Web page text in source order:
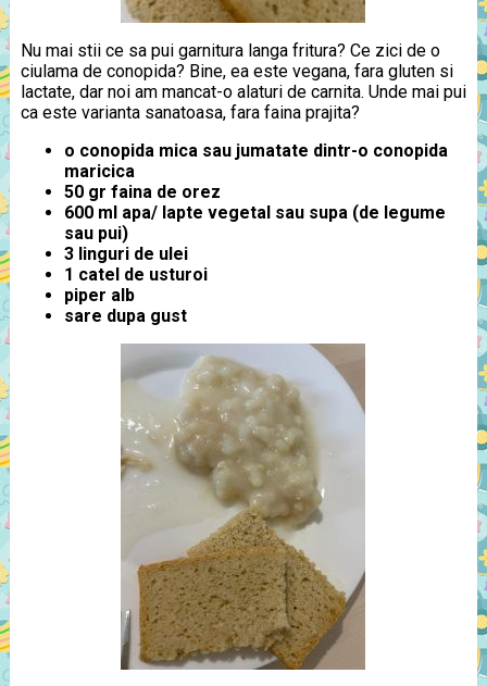
Nu mai stii ce sa pui garnitura langa fritura? Ce zici de o
ciulama de conopida? Bine, ea este vegana, fara gluten si
lactate, dar noi am mancat-o alaturi de carnita. Unde mai pui
ca este varianta sanatoasa, fara faina prajita?
o conopida mica sau jumatate dintr-o conopida
maricica
50 gr faina de orez
600 ml apa/ lapte vegetal sau supa (de legume
sau pui)
3 linguri de ulei
1 catel de usturoi
piper alb
sare dupa gust